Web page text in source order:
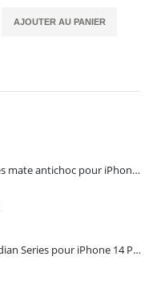
AJOUTER AU PANIER
Coque Guardian Series mate antichoc pour iPhone 15 Pro Max avec Magsafe Noir - Torras
Coque antichoc Guardian Series pour iPhone 14 Pro Max - TORRAS